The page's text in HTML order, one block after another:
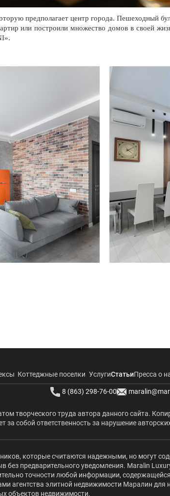
предполагает центр города. Пешеходный
или построили множество домов в своей
Коттеджные поселки УслугиСтатьиПресса о
8 (863) 298-76-00
творческого труда автора данного сайта.
собой ответственность за нарушение
которые считаются надежными, но могут
предварительного уведомления. Maralin
точности любой информации,
агентства элитной недвижимости Маралин для
объектов недвижимости.